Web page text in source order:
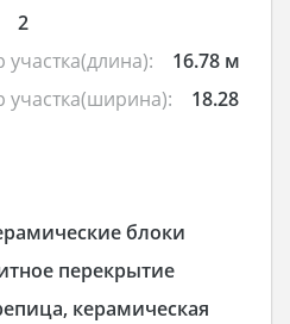
2
16.78 м
18.28
блоки
перекрытие
керамическая